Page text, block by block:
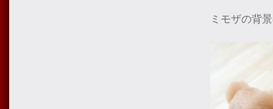
ミモザの背